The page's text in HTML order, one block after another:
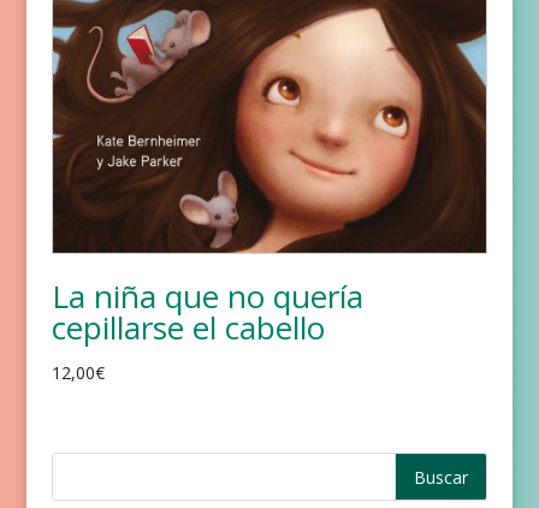
La niña que no quería
cepillarse el cabello
12,00€